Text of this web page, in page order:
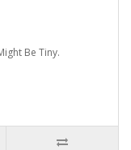
Be Tiny.